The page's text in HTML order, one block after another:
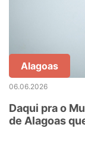
Alagoas
06.06.2026
Daqui pra o
de Alagoas